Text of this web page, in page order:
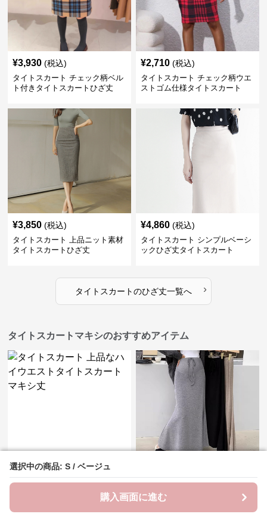
選択中の商品: S / ベージュ
購入画面に進む
選択中の商品: S / ベージュ
購入画面に進む
¥3,930 (税込)
タイトスカート チェック柄ベル
ト付きタイトスカートひざ丈
¥2,710 (税込)
タイトスカート チェック柄ウエ
ストゴム仕様タイトスカート
¥3,850 (税込)
タイトスカート 上品ニット素材
タイトスカートひざ丈
¥4,860 (税込)
タイトスカート シンプルベーシ
ックひざ丈タイトスカート
タイトスカートのひざ丈一覧へ ›
タイトスカートマキシのおすすめアイテム
¥3,560 (税込)
タイトスカート 上品なハイウエ
ストタイトスカートマキシ丈
タイトスカート 裾広がりリボン
紐付きマーメイドタイトスカー
ト